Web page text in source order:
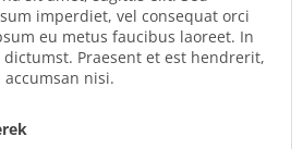
imperdiet, vel consequat orci
eu metus faucibus laoreet. In
Praesent et est hendrerit,
nisi.